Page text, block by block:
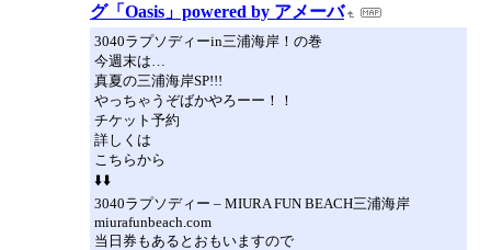
グ「Oasis」powered by アメーバ
3040ラプソディーin三浦海岸！の巻
今週末は…
真夏の三浦海岸SP!!!
やっちゃうぞばかやろーー！！
チケット予約
詳しくは
こちらから
⬇️⬇️
3040ラプソディー – MIURA FUN BEACH三浦海岸
miurafunbeach.com
当日券もあるとおもいますので